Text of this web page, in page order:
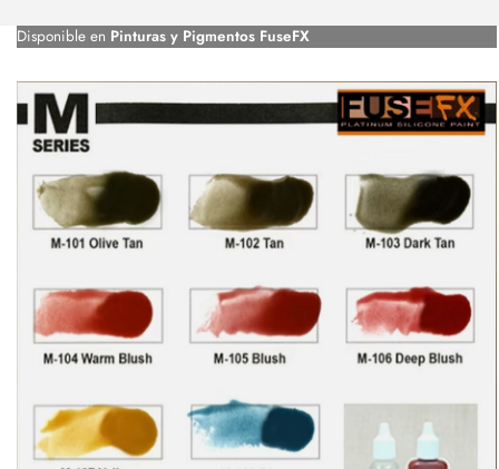
Disponible en Pinturas y Pigmentos FuseFX